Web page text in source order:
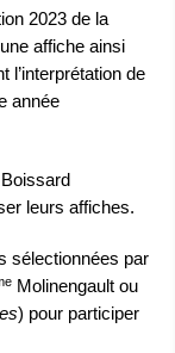
2023 de la
affiche ainsi
l’interprétation de
année
Boissard
leurs affiches.
sélectionnées par
Molinengault ou
) pour participer